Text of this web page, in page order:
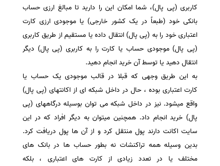
کاربری (پی پال)، شما امکان این را دارید تا مبالغ ارزی حساب
بانکی خود (طبعاً در یک کشور خارجی) یا موجودی ارزی کارت
اعتباری خود را به (پی پال) انتقال داده یا مستقیم از طریق کاربری
(پی پال) موجودی حساب یا کارت را به کاربری (پی پال) دیگر
انتقال دهید یا توسط آن خرید انجام دهید.
به این طریق وجهی که قبلا در قالب موجودی یک حساب یا
کارت اعتباری بوده ، حال در داخل شبکه ای از اکانتهای (پی پال)
واقع میشود. نیز در داخل شبکه می توان بوسیله درگاههای (پی
پال) خرید انجام داد. همچنین میتوان به دیگر افراد که در این
سایت اکانت دارند پول منتقل کرد و از آن ها پول دریافت کرد.
بدین وسیله همه تراکنشات نه بطور حساب ها در بانک های
مختلف یا در تعدد زیادی از کارت های اعتباری ، بلکه